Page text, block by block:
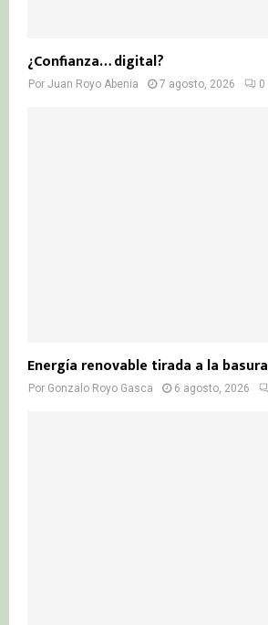
¿Confianza… digital?
Por Juan Royo Abenia 7 agosto, 2026 0
Energía renovable tirada a la basura
Por Gonzalo Royo Gasca 6 agosto, 2026